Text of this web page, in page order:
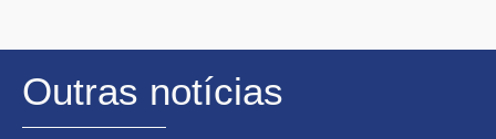
Outras notícias